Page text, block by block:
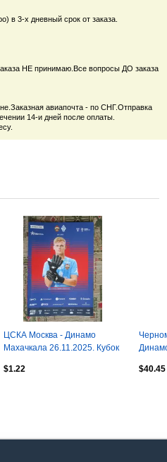
в 3-х дневный срок от заказа.
НЕ принимаю.Все вопросы ДО заказа
авиапочта - по СНГ.Отправка
14-и дней после оплаты.
ЦСКА Москва - Динамо
Махачкала 26.11.2025. Кубок
$1.22
$40.45